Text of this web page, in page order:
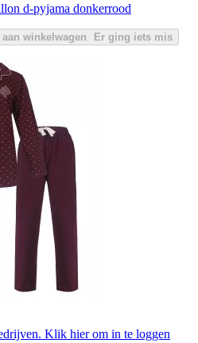
d-pyjama donkerrood
winkelwagen Er ging iets mis
Klik hier om in te loggen